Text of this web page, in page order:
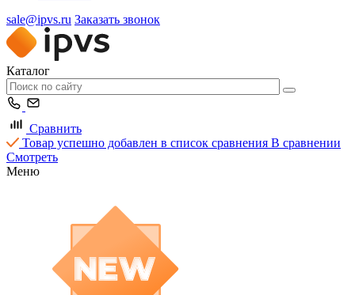
sale@ipvs.ru Заказать звонок
Каталог
Сравнить
Товар успешно добавлен в список сравнения В сравнении
Смотреть
Меню